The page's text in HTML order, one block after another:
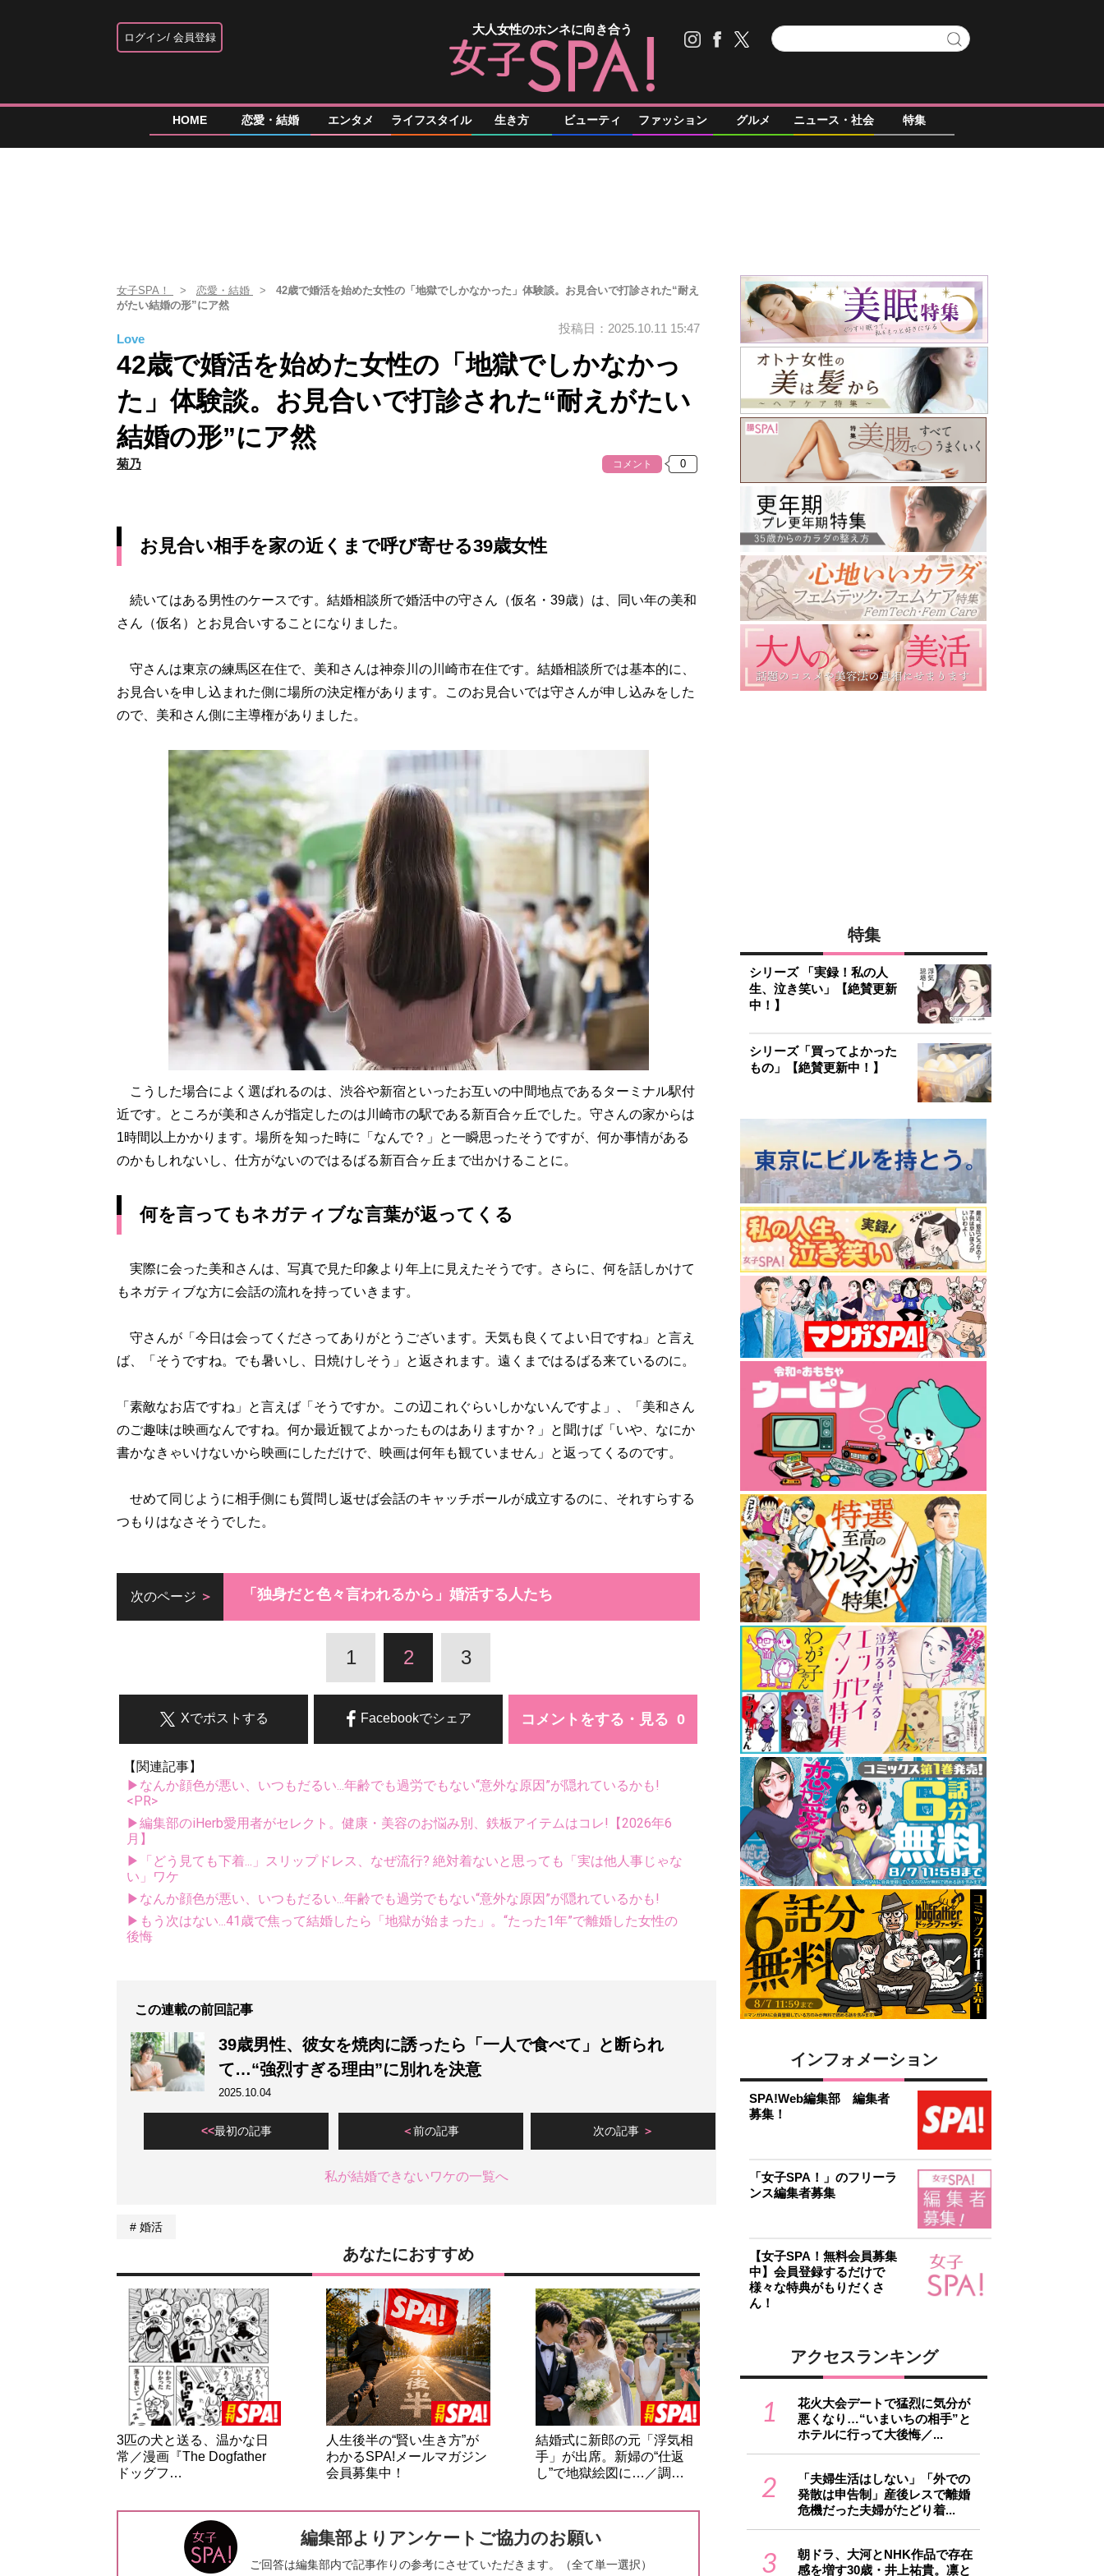
ログイン 会員登録
大人女性のホンネに向き合う
HOME 恋愛・結婚 エンタメ ライフスタイル 生き方 ビューティ ファッション グルメ ニュース・社会 特集
女子SPA！ 恋愛・結婚
42歳で婚活を始めた女性の「地獄でしかなかった」体験談。お見合いで打診された“耐え
がたい結婚の形”にア然
Love
投稿日：2025.10.11 15:47
42歳で婚活を始めた女性の「地獄でしかなかっ
た」体験談。お見合いで打診された“耐えがたい
結婚の形”にア然
菊乃 コメント
お見合い相手を家の近くまで呼び寄せる39歳女性
続いてはある男性のケースです。結婚相談所で婚活中の守さん（仮名・39歳）は、同い年の美和
さん（仮名）とお見合いすることになりました。
守さんは東京の練馬区在住で、美和さんは神奈川の川崎市在住です。結婚相談所では基本的に、
お見合いを申し込まれた側に場所の決定権があります。このお見合いでは守さんが申し込みをした
ので、美和さん側に主導権がありました。
こうした場合によく選ばれるのは、渋谷や新宿といったお互いの中間地点であるターミナル駅付
近です。ところが美和さんが指定したのは川崎市の駅である新百合ヶ丘でした。守さんの家からは
1時間以上かかります。場所を知った時に「なんで？」と一瞬思ったそうですが、何か事情がある
のかもしれないし、仕方がないのではるばる新百合ヶ丘まで出かけることに。
何を言ってもネガティブな言葉が返ってくる
実際に会った美和さんは、写真で見た印象より年上に見えたそうです。さらに、何を話しかけて
もネガティブな方に会話の流れを持っていきます。
守さんが「今日は会ってくださってありがとうございます。天気も良くてよい日ですね」と言え
ば、「そうですね。でも暑いし、日焼けしそう」と返されます。遠くまではるばる来ているのに。
「素敵なお店ですね」と言えば「そうですか。この辺これぐらいしかないんですよ」、「美和さん
のご趣味は映画なんですね。何か最近観てよかったものはありますか？」と聞けば「いや、なにか
書かなきゃいけないから映画にしただけで、映画は何年も観ていません」と返ってくるのです。
せめて同じように相手側にも質問し返せば会話のキャッチボールが成立するのに、それすらする
つもりはなさそうでした。
次のページ 「独身だと色々言われるから」婚活する人たち
1 2 3
コメントをする・見る
Facebookでシェア
Xでポストする
【関連記事】
▶なんか顔色が悪い、いつもだるい...年齢でも過労でもない“意外な原因”が隠れているかも!
<PR>
▶編集部のiHerb愛用者がセレクト。健康・美容のお悩み別、鉄板アイテムはコレ!【2026年6
月】
▶「どう見ても下着...」スリップドレス、なぜ流行? 絶対着ないと思っても「実は他人事じゃな
い」ワケ
▶なんか顔色が悪い、いつもだるい...年齢でも過労でもない“意外な原因”が隠れているかも!
▶もう次はない...41歳で焦って結婚したら「地獄が始まった」。“たった1年”で離婚した女性の
後悔
この連載の前回記事
39歳男性、彼女を焼肉に誘ったら「一人で食べて」と断られ
て…“強烈すぎる理由”に別れを決意
2025.10.04
最初の記事 前の記事 次の記事
私が結婚できないワケの一覧へ
婚活
あなたにおすすめ
3匹の犬と送る、温かな日
常／漫画『The Dogfather
ドッグフ…
人生後半の“賢い生き方”が
わかるSPA!メールマガジン
会員募集中！
結婚式に新郎の元「浮気相
手」が出席。新婦の“仕返
し”で地獄絵図に…／調…
特集
シリーズ 「実録！私の人
生、泣き笑い」【絶賛更新
中！】
シリーズ「買ってよかった
もの」【絶賛更新中！】
インフォメーション
SPA!Web編集部 編集者
募集！
「女子SPA！」のフリーラ
ンス編集者募集
【女子SPA！無料会員募集
中】会員登録するだけで
様々な特典がもりだくさ
ん！
アクセスランキング
1
花火大会デートで猛烈に気分が
悪くなり…“いまいちの相手”と
ホテルに行って大後悔／...
2
「夫婦生活はしない」「外での
発散は申告制」産後レスで離婚
危機だった夫婦がたどり着...
3
朝ドラ、大河とNHK作品で存在
感を増す30歳・井上祐貴。凛と